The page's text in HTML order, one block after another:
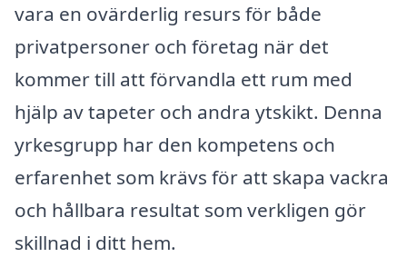
vara en ovärderlig resurs för både
privatpersoner och företag när det
kommer till att förvandla ett rum med
hjälp av tapeter och andra ytskikt. Denna
yrkesgrupp har den kompetens och
erfarenhet som krävs för att skapa vackra
och hållbara resultat som verkligen gör
skillnad i ditt hem.